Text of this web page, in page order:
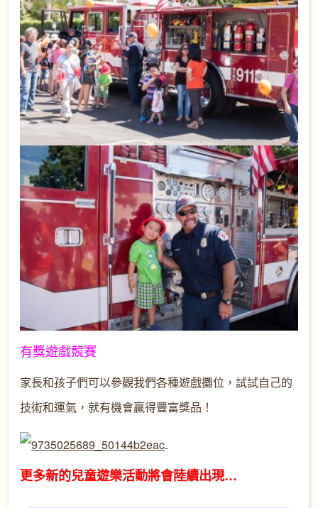
有獎遊戲競賽
家長和孩子們可以參觀我們各種遊戲攤位，試試自己的
技術和運氣，就有機會贏得豐富獎品！
更多新的兒童遊樂活動將會陸續出現…